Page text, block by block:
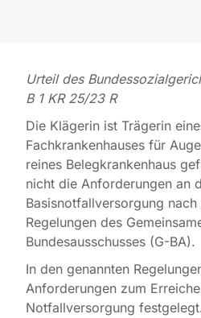
Urteil des
B 1 KR 25/23 R
Die Klägerin ist Trägerin
Fachkrankenhauses für
reines Belegkrankenhaus
nicht die Anforderungen an
Basisnotfallversorgung
Regelungen des
Bundesausschusses (G-BA).
In den genannten
Anforderungen zum
Notfallversorgung